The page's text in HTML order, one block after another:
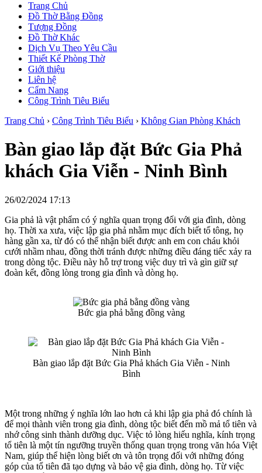
Trang Chủ
Đồ Thờ Bằng Đồng
Tượng Đồng
Đồ Thờ Khác
Dịch Vụ Theo Yêu Cầu
Thiết Kế Phòng Thờ
Giới thiệu
Liên hệ
Cẩm Nang
Công Trình Tiêu Biểu
Trang Chủ › Công Trình Tiêu Biểu › Không Gian Phòng Khách
Bàn giao lắp đặt Bức Gia Phả
khách Gia Viễn - Ninh Bình
26/02/2024 17:13
Gia phả là vật phẩm có ý nghĩa quan trọng đối với gia đình, dòng
họ. Thời xa xưa, việc lập gia phả nhằm mục đích biết tổ tông, họ
hàng gần xa, từ đó có thể nhận biết được anh em con cháu khỏi
cưới nhầm nhau, đồng thời tránh được những điều đáng tiếc xảy ra
trong dòng tộc. Điều này hỗ trợ trong việc duy trì và gìn giữ sự
đoàn kết, đồng lòng trong gia đình và dòng họ.
Bức gia phả bằng đồng vàng
Bàn giao lắp đặt Bức Gia Phả khách Gia Viễn - Ninh
Bình
Một trong những ý nghĩa lớn lao hơn cả khi lập gia phả đó chính là
để mọi thành viên trong gia đình, dòng tộc biết đến mồ mả tổ tiên và
nhớ công sinh thành dưỡng dục. Việc tỏ lòng hiếu nghĩa, kính trọng
tổ tiên là một tín ngưỡng truyền thống quan trọng trong văn hóa Việt
Nam, giúp thể hiện lòng biết ơn và tôn trọng đối với những đóng
góp của tổ tiên đã tạo dựng và bảo vệ gia đình, dòng họ. Từ việc